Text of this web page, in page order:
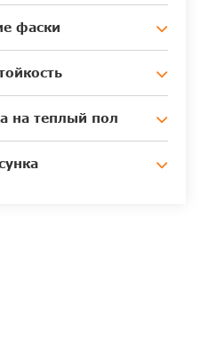
фаски
на теплый пол